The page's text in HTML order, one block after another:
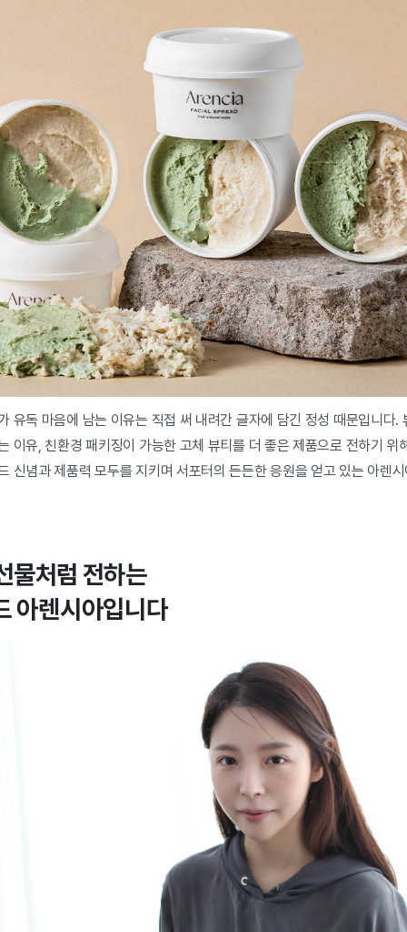
유독 마음에 남는 이유는 직접 써 내려간 글자에 담긴 정성 때문입니다.
이유, 친환경 패키징이 가능한 고체 뷰티를 더 좋은 제품으로 전하기 위
신념과 제품력 모두를 지키며 서포터의 든든한 응원을 얻고 있는 아렌
물처럼 전하는
아렌시아입니다